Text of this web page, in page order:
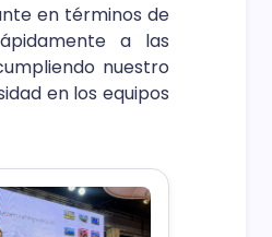
en términos de
a las
nuestro
en los equipos